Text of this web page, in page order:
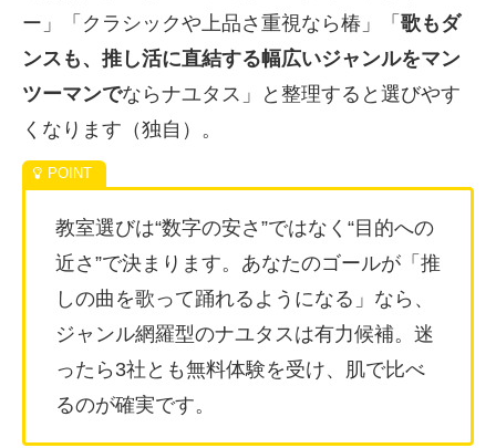
ー」「クラシックや上品さ重視なら椿」「 歌もダ
ンスも、推し活に直結する幅広いジャンルをマン
ツーマンでならナユタス」と整理すると選びやす
くなります（独自）。
教室選びは“数字の安さ”ではなく“目的への
近さ”で決まります。あなたのゴールが「推
しの曲を歌って踊れるようになる」なら、
ジャンル網羅型のナユタスは有力候補。迷
ったら3社とも無料体験を受け、肌で比べ
るのが確実です。